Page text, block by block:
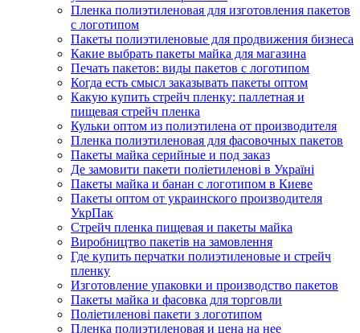
Пленка полиэтиленовая для изготовления пакетов
с логотипом
Пакеты полиэтиленовые для продвижения бизнеса
Какие выбрать пакеты майка для магазина
Печать пакетов: виды пакетов с логотипом
Когда есть смысл заказывать пакеты оптом
Какую купить стрейч пленку: паллетная и
пищевая стрейч пленка
Кульки оптом из полиэтилена от производителя
Пленка полиэтиленовая для фасовочных пакетов
Пакеты майка серийные и под заказ
Де замовити пакети поліетиленові в Україні
Пакеты майка и банан с логотипом в Киеве
Пакеты оптом от украинского производителя
УкрПак
Стрейч пленка пищевая и пакеты майка
Виробництво пакетів на замовлення
Где купить перчатки полиэтиленовые и стрейч
пленку
Изготовление упаковки и производство пакетов
Пакеты майка и фасовка для торговли
Поліетиленові пакети з логотипом
Пленка полиэтиленовая и цена на нее